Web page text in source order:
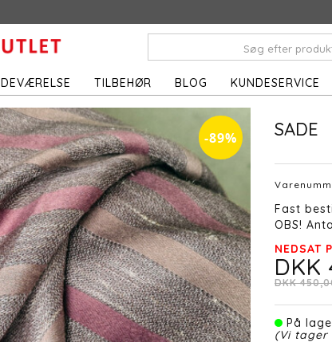
TILBEHØR BLOG KUNDESERVICE
-89% SADE
Fast
OBS!
NEDSAT
DKK
DKK
På
(Vi